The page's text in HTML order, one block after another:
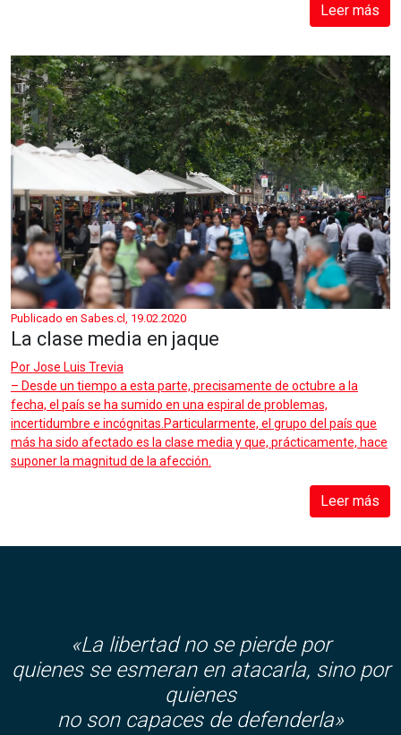
Leer más
Publicado en Sabes.cl, 19.02.2020
La clase media en jaque
PorJose Luis Trevia
– Desde un tiempo a esta parte, precisamente de octubre a la
fecha, el país se ha sumido en una espiral de problemas,
incertidumbre e incógnitas.Particularmente, el grupo del país que
más ha sido afectado es la clase media y que, prácticamente, hace
suponer la magnitud de la afección.
Leer más
«La libertad no se pierde por
quienes se esmeran en atacarla, sino por
quienes
no son capaces de defenderla»